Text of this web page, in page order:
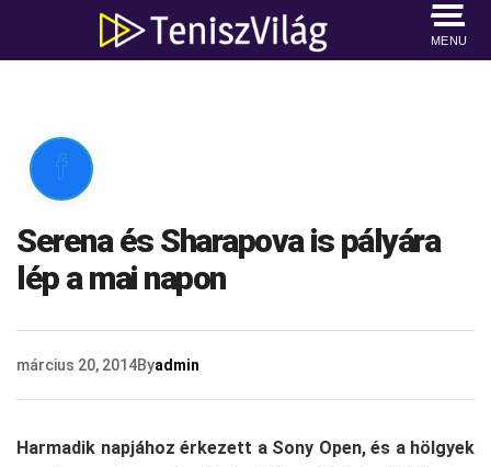
MENU

Serena és Sharapova is pályára
lép a mai napon
március 20, 2014Byadmin
Harmadik napjához érkezett a Sony Open, és a hölgyek